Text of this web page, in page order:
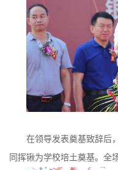
在领导发表奠基致辞后
同挥锹为学校培土奠基。全